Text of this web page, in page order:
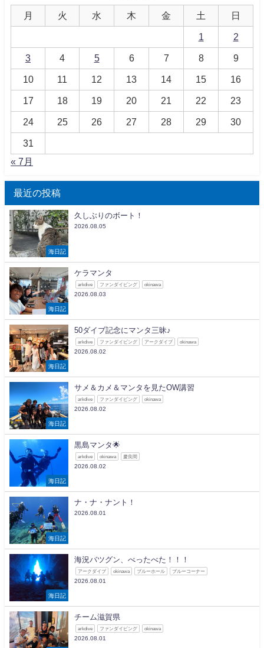
月 火 水 木 金 土 日
1 2
3 4 5 6 7 8 9
10 11 12 13 14 15 16
17 18 19 20 21 22 23
24 25 26 27 28 29 30
31
« 7月
最近の投稿
海日記
久しぶりのボート！
2026.08.05
海日記
ケラマンタ
arkdive ファンダイビング okinawa
2026.08.03
海日記
50ダイブ記念にマンタ三昧♪
arkdive ファンダイビング アークダイブ okinawa
2026.08.02
海日記
サメ＆カメ＆マンタを見たOW講習
arkdive ファンダイビング okinawa
2026.08.02
海日記
黒島マンタ🌟
arkdive okinawa 慶良間
2026.08.02
海日記
ナ・ナ・ナント！
2026.08.01
海日記
海況バツグン、べったべた！！！
アークダイブ okinawa ブルーホール ブルーコーナー
2026.08.01
チーム滋賀県
arkdive ファンダイビング okinawa
2026.08.01